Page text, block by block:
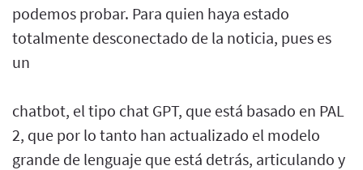
podemos probar. Para quien haya estado
totalmente desconectado de la noticia, pues es
un
chatbot, el tipo chat GPT, que está basado en PAL
2, que por lo tanto han actualizado el modelo
grande de lenguaje que está detrás, articulando y